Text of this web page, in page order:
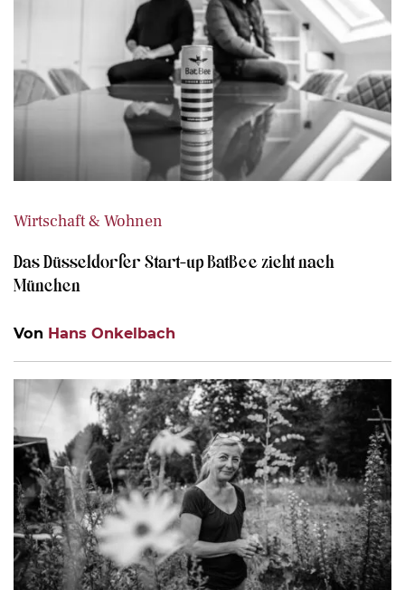
Wirtschaft & Wohnen
Das Düsseldorfer Start-up BatBee zieht nach
München
Von Hans Onkelbach